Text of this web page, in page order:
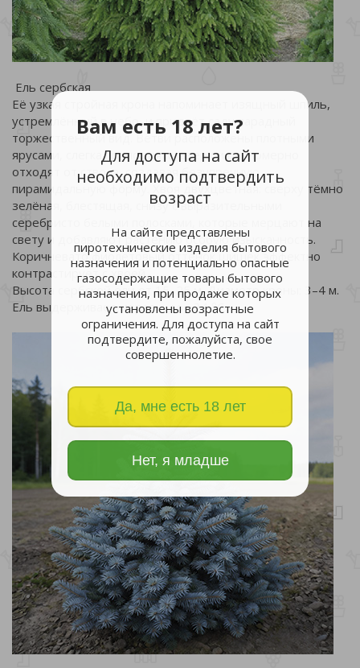
Вам есть 18 лет?
Для доступа на сайт
необходимо подтвердить
возраст
На сайте представлены
пиротехнические изделия бытового
назначения и потенциально опасные
газосодержащие товары бытового
назначения, при продаже которых
установлены возрастные
ограничения. Для доступа на сайт
подтвердите, пожалуйста, свое
совершеннолетие.
Да, мне есть 18 лет
Нет, я младше
Ель сербская
Её узкая стройная крона напоминает изящный шпиль,
устремлённый в небо, и придаёт саду парадный
торжественный вид. Ветви расположены плотными
ярусами, слегка приподняты вверх и равномерно
отходят от ствола, создавая безупречную
пирамидальную форму. Хвоя двухцветная: сверху тёмно
зелёная, блестящая, снизу с выразительными
серебристо белыми полосками, которые мерцают на
свету и добавляют растению особую изысканность.
Коричневато фиолетовый оттенок шишек эффектно
контрастирует с хвоей.
Высота сербской ели от 15–25 м. Диаметр кроны: 3–4 м.
Ель выдерживает морозы до −34 °C.